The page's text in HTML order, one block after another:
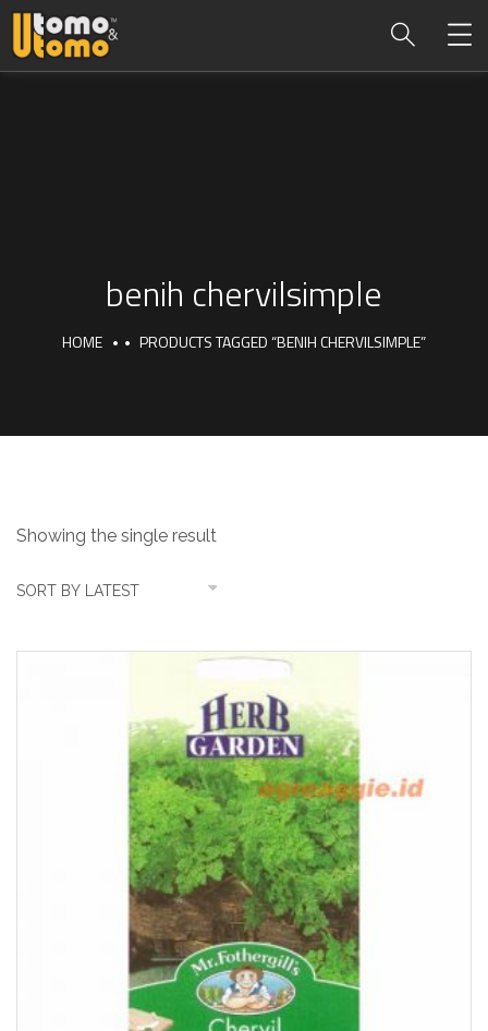
benih chervilsimple
HOME PRODUCTS TAGGED “BENIH CHERVILSIMPLE”
Showing the single result